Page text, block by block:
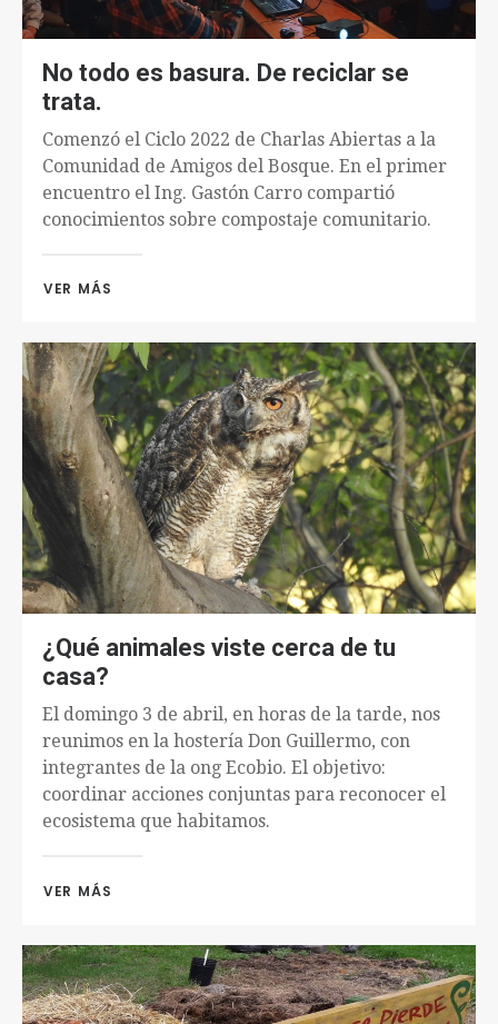
No todo es basura. De reciclar se
trata.
Comenzó el Ciclo 2022 de Charlas Abiertas a la
Comunidad de Amigos del Bosque. En el primer
encuentro el Ing. Gastón Carro compartió
conocimientos sobre compostaje comunitario.
VER MÁS
¿Qué animales viste cerca de tu
casa?
El domingo 3 de abril, en horas de la tarde, nos
reunimos en la hostería Don Guillermo, con
integrantes de la ong Ecobio. El objetivo:
coordinar acciones conjuntas para reconocer el
ecosistema que habitamos.
VER MÁS